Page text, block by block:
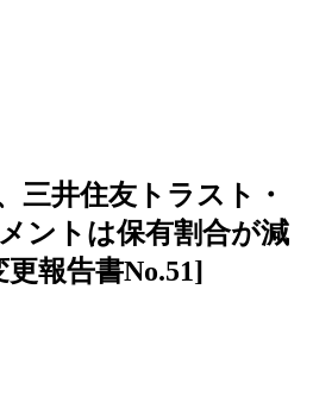
三井住友トラスト・
ントは保有割合が減
報告書No.51]